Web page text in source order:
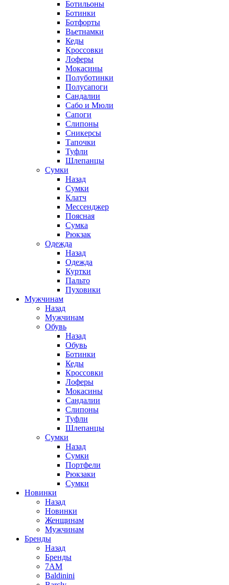
Ботильоны
Ботинки
Ботфорты
Вьетнамки
Кеды
Кроссовки
Лоферы
Мокасины
Полуботинки
Полусапоги
Сандалии
Сабо и Мюли
Сапоги
Слипоны
Сникерсы
Тапочки
Туфли
Шлепанцы
Cумки
Назад
Cумки
Клатч
Мессенджер
Поясная
Сумка
Рюкзак
Одежда
Назад
Одежда
Куртки
Пальто
Пуховики
Мужчинам
Назад
Мужчинам
Обувь
Назад
Обувь
Ботинки
Кеды
Кроссовки
Лоферы
Мокасины
Сандалии
Слипоны
Туфли
Шлепанцы
Сумки
Назад
Сумки
Портфели
Рюкзаки
Сумки
Новинки
Назад
Новинки
Женщинам
Мужчинам
Бренды
Назад
Бренды
7AM
Baldinini